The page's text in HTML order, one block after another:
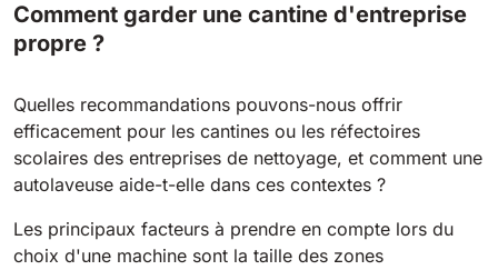
810 mm 3645 m²/h
Autolaveuses autoportées
Voir tous
E65
650 mm 3900 m²/h
1570 mm 18840 m²/h
2100 mm 29400 m²/h
Comment garder une cantine d'entreprise
propre ?
Quelles recommandations pouvons-nous offrir
efficacement pour les cantines ou les réfectoires
scolaires des entreprises de nettoyage, et comment une
autolaveuse aide-t-elle dans ces contextes ?
Les principaux facteurs à prendre en compte lors du
choix d'une machine sont la taille des zones